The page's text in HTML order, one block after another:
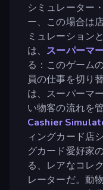
シミュレーター
ー、この場合は
ミュレーション
は、 スーパーマ
る：このゲーム
員の仕事を切り
は、スーパーマ
い物客の流れを
Cashier
ィングカード店
グカード愛好家
る、レアなコレ
レーターだ。動